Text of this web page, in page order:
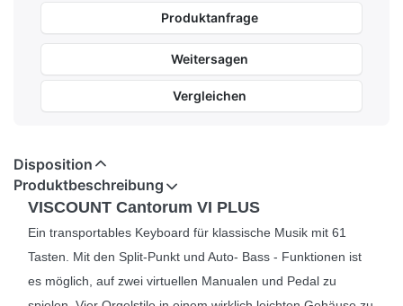
Produktanfrage
Weitersagen
Vergleichen
Disposition
Produktbeschreibung
VISCOUNT Cantorum VI PLUS
Ein transportables Keyboard für klassische Musik mit 61
Tasten. Mit den Split-Punkt und Auto- Bass - Funktionen ist
es möglich, auf zwei virtuellen Manualen und Pedal zu